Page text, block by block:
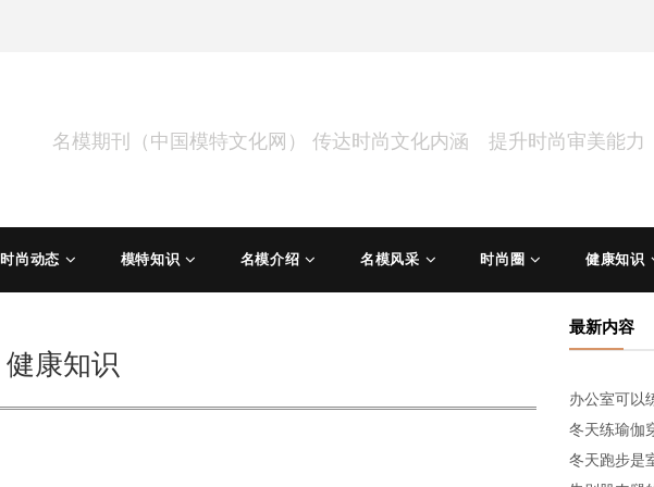
名模期刊（中国模特文化网） 传达时尚文化内涵 提升时尚审美能力
时尚动态 模特知识 名模介绍 名模风采 时尚圈 健康知识
健康知识
最新内容
办公室可以
冬天练瑜伽
冬天跑步是